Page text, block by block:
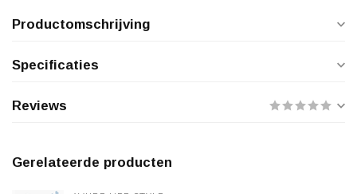
Productomschrijving
Specificaties
Reviews
Gerelateerde producten